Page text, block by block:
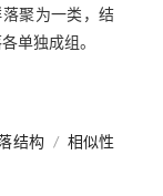
聚为一类，结
单独成组。
结构 / 相似性